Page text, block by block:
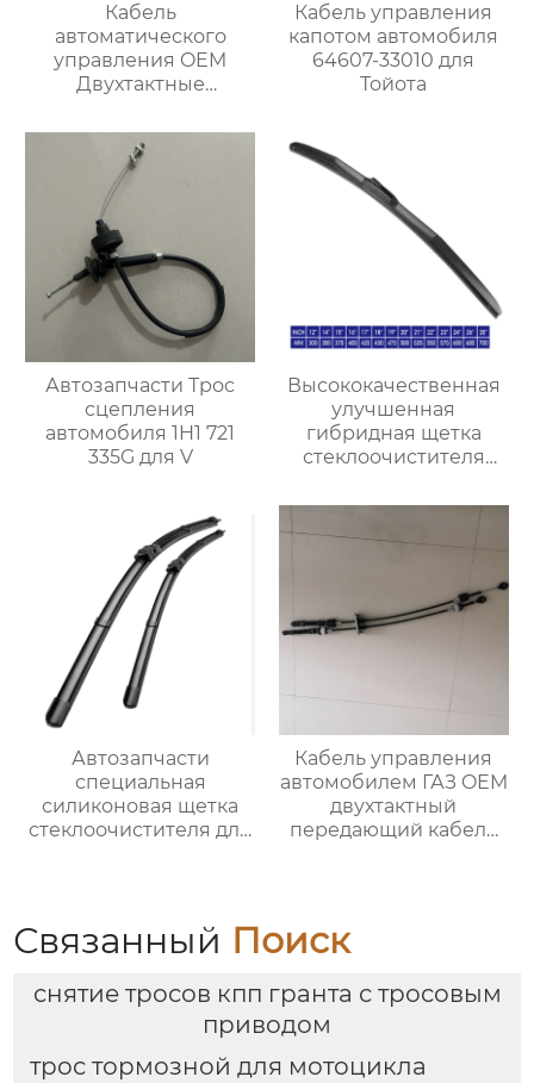
Кабель
автоматического
управления OEM
Двухтактные
609 721 E для VW
Кабель управления
капотом автомобиля
64607-33010 для
Тойота
Автозапчасти Трос
сцепления
автомобиля 1H1 721
335G для V
Высококачественная
улучшенная
гибридная щетка
стеклоочистителя
стеклоочиститель
лобового стекла
Автозапчасти
специальная
силиконовая щетка
стеклоочистителя для
Кабель управления
автомобилем ГАЗ OEM
двухтактный
передающий кабель
Связанный Поиск
снятие тросов кпп гранта с тросовым
приводом
трос тормозной для мотоцикла